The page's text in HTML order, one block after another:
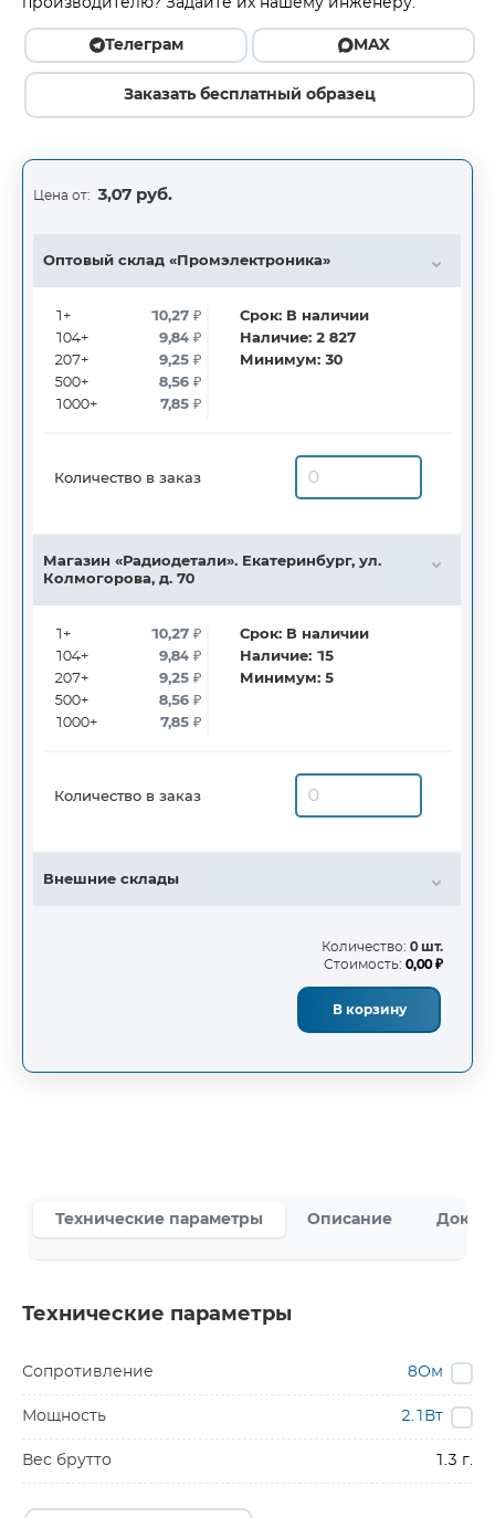
производителю? Задайте их нашему инженеру.
Телеграм MAX
Заказать бесплатный образец
Цена от: 3,07 руб.
Оптовый склад «Промэлектроника»
1+
104+
207+
500+
1000+
10,27₽
9,84₽
9,25₽
8,56₽
7,85₽
Срок: В наличии
Наличие:2 827
Минимум:30
Количество в заказ
Магазин «Радиодетали». Екатеринбург, ул.
Колмогорова, д. 70
1+
104+
207+
500+
1000+
10,27₽
9,84₽
9,25₽
8,56₽
7,85₽
Срок: В наличии
Наличие: 15
Минимум:5
Количество в заказ
Внешние склады
Количество: 0 шт.
Стоимость: 0,00 ₽
В корзину
Технические параметры Описание
Технические параметры
Сопротивление 8Ом
Мощность 2.1Вт
Вес брутто 1.3 г.